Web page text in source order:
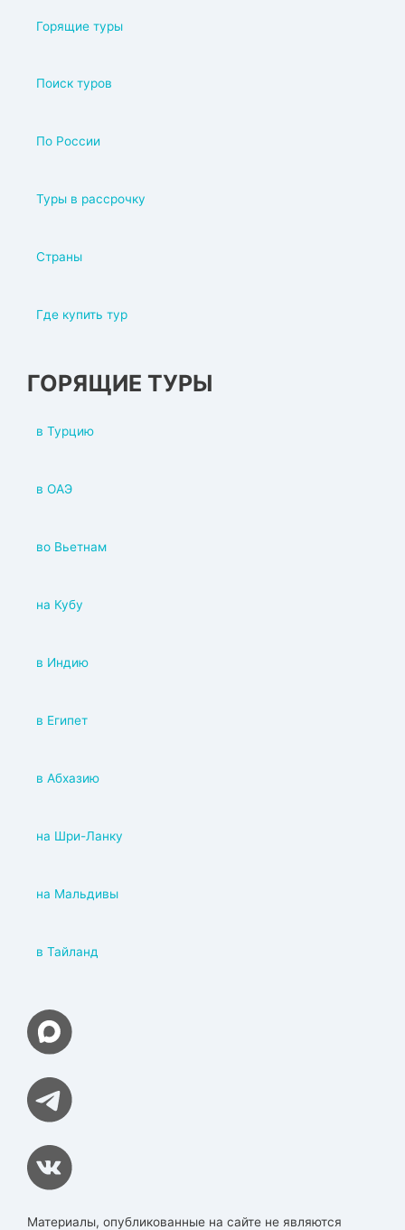
Горящие туры
Поиск туров
По России
Туры в рассрочку
Страны
Где купить тур
ГОРЯЩИЕ ТУРЫ
в Турцию
в ОАЭ
во Вьетнам
на Кубу
в Индию
в Египет
в Абхазию
на Шри-Ланку
на Мальдивы
в Тайланд
Материалы, опубликованные на сайте не являются